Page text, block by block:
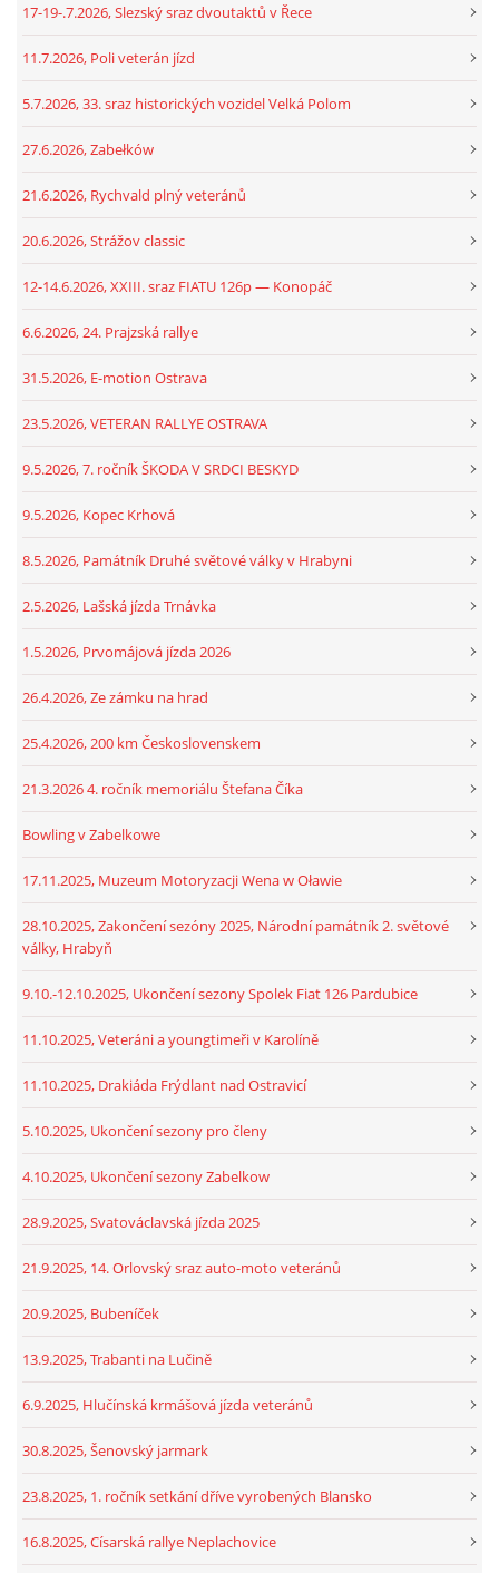
17-19-.7.2026, Slezský sraz dvoutaktů v Řece
11.7.2026, Poli veterán jízd
5.7.2026, 33. sraz historických vozidel Velká Polom
27.6.2026, Zabełków
21.6.2026, Rychvald plný veteránů
20.6.2026, Strážov classic
12-14.6.2026, XXIII. sraz FIATU 126p — Konopáč
6.6.2026, 24. Prajzská rallye
31.5.2026, E-motion Ostrava
23.5.2026, VETERAN RALLYE OSTRAVA
9.5.2026, 7. ročník ŠKODA V SRDCI BESKYD
9.5.2026, Kopec Krhová
8.5.2026, Památník Druhé světové války v Hrabyni
2.5.2026, Lašská jízda Trnávka
1.5.2026, Prvomájová jízda 2026
26.4.2026, Ze zámku na hrad
25.4.2026, 200 km Československem
21.3.2026 4. ročník memoriálu Štefana Číka
Bowling v Zabelkowe
17.11.2025, Muzeum Motoryzacji Wena w Oławie
28.10.2025, Zakončení sezóny 2025, Národní památník 2. světové
války, Hrabyň
9.10.-12.10.2025, Ukončení sezony Spolek Fiat 126 Pardubice
11.10.2025, Veteráni a youngtimeři v Karolíně
11.10.2025, Drakiáda Frýdlant nad Ostravicí
5.10.2025, Ukončení sezony pro členy
4.10.2025, Ukončení sezony Zabelkow
28.9.2025, Svatováclavská jízda 2025
21.9.2025, 14. Orlovský sraz auto-moto veteránů
20.9.2025, Bubeníček
13.9.2025, Trabanti na Lučině
6.9.2025, Hlučínská krmášová jízda veteránů
30.8.2025, Šenovský jarmark
23.8.2025, 1. ročník setkání dříve vyrobených Blansko
16.8.2025, Císarská rallye Neplachovice